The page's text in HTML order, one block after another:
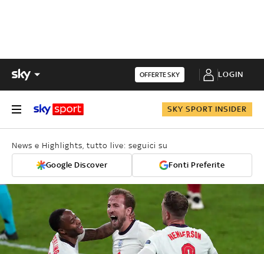
OFFERTE SKY LOGIN
SKY SPORT INSIDER
News e Highlights, tutto live: seguici su
Google Discover Fonti Preferite